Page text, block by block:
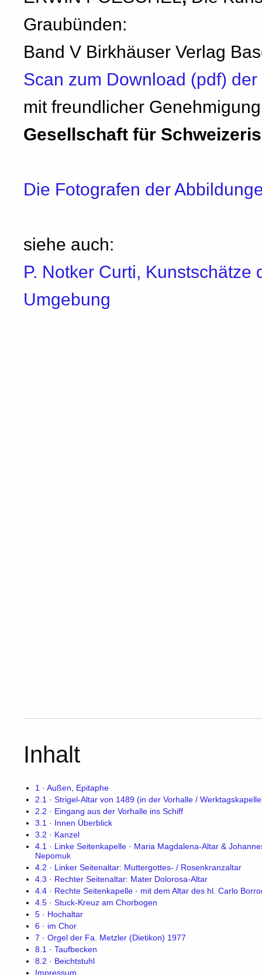
Graubünden:
Band V Birkhäuser Verlag
Scan zum Download (pdf)
mit freundlicher
Gesellschaft für
Die Fotografen der
siehe auch:
P. Notker Curti,
Umgebung
Inhalt
1 · Außen, Epitaphe
2.1 · Strigel-Altar von 1489 (in der Vorhalle /
2.2 · Eingang aus der Vorhalle ins Schiff
3.1 · Innen Überblick
3.2 · Kanzel
4.1 · Linke Seitenkapelle · Maria Magdalena-Altar &
Nepomuk
4.2 · Linker Seitenaltar: Muttergottes- / Rosenkranzaltar
4.3 · Rechter Seitenaltar: Mater Dolorosa-Altar
4.4 · Rechte Seitenkapelle · mit dem Altar des hl. Carlo
4.5 · Stuck-Kreuz am Chorbogen
5 · Hochaltar
6 · im Chor
7 · Orgel der Fa. Metzler (Dietikon) 1977
8.1 · Taufbecken
8.2 · Beichtstuhl
Impressum